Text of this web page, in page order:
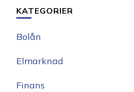
KATEGORIER
Bolån
Elmarknad
Finans